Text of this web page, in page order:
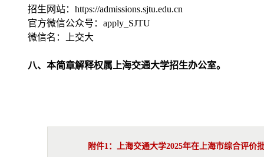
招生网站：https://admissions.sjtu.edu.cn
官方微信公众号：apply_SJTU
微信名：上交大
八、本简章解释权属上海交通大学招生办公室。
附件1：上海交通大学2025年在上海市综合评价